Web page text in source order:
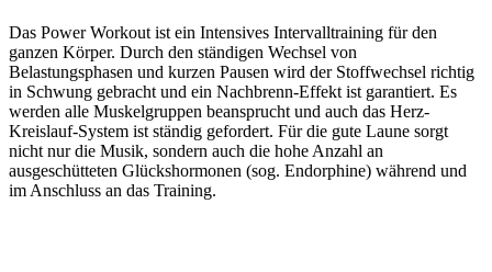
Das Power Workout ist ein Intensives Intervalltraining für den
ganzen Körper. Durch den ständigen Wechsel von
Belastungsphasen und kurzen Pausen wird der Stoffwechsel richtig
in Schwung gebracht und ein Nachbrenn-Effekt ist garantiert. Es
werden alle Muskelgruppen beansprucht und auch das Herz-
Kreislauf-System ist ständig gefordert. Für die gute Laune sorgt
nicht nur die Musik, sondern auch die hohe Anzahl an
ausgeschütteten Glückshormonen (sog. Endorphine) während und
im Anschluss an das Training.